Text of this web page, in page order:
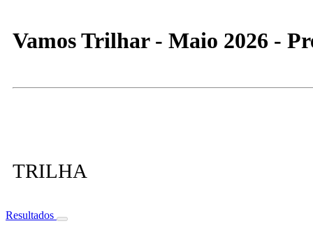
Vamos Trilhar - Maio 2026 -
TRILHA
Resultados